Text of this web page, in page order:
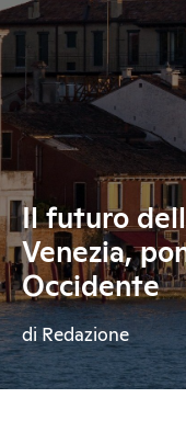
Il futuro
Venezia,
Occidente
di Redazione